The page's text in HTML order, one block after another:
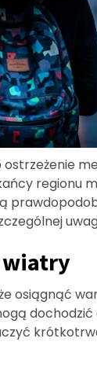
ostrzeżenie
regionu
wiatry
osiągnąć